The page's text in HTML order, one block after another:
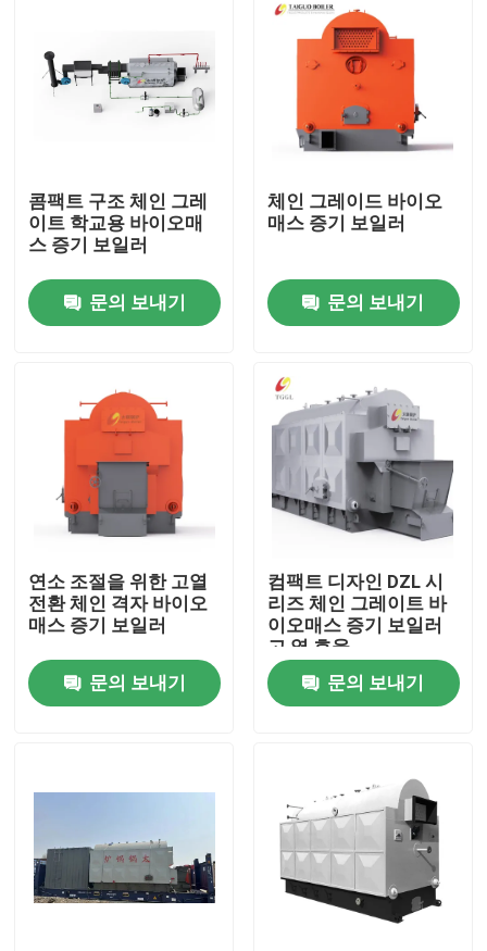
집
우리에 대하여
공장 여행
품질 관리
인용문을 요구하세요
콤팩트 구조 체인 그레
이트 학교용 바이오매
스 증기 보일러
문의 보내기
체인 그레이드 바이오
매스 증기 보일러
문의 보내기
연소 조절을 위한 고열
전환 체인 격자 바이오
매스 증기 보일러
문의 보내기
컴팩트 디자인 DZL 시
리즈 체인 그레이트 바
이오매스 증기 보일러
고 열 효율
문의 보내기